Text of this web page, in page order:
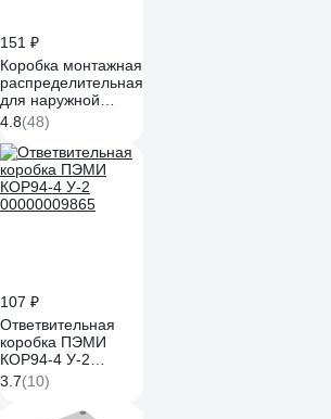
151 ₽
Коробка монтажная
распределительная
для наружной
установки Greenel
100х100х50мм,
IP44, СЕРАЯ
GE41233
4.8(48)
107 ₽
Ответвительная
коробка ПЭМИ
КОР94-4 У-2
00000009865
3.7(10)